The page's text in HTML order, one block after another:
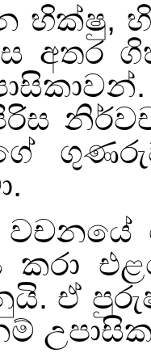
භික්ෂු,
අතර
කරා
ඒ